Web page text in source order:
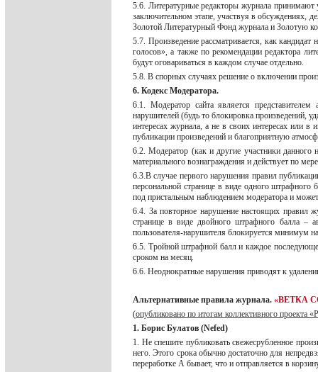
5.6. Литературные редакторы журнала принимают
заключительном этапе, участвуя в обсуждениях,
Золотой Литературный Фонд журнала и Золотую
5.7. Произведение рассматривается, как
голосов», а также по рекомендации редактора
будут оговариваться в каждом случае отдельно.
5.8. В спорных случаях решение о включении
6. Кодекс Модератора.
6.1. Модератор сайта является
нарушителей (будь то блокировка произведений,
интересах журнала, а не в своих интересах или
публикации произведений и благоприятную
6.2. Модератор (как и другие участники данного
материального вознаграждения и действует по
6.3.В случае первого нарушения правил
персональной странице в виде одного штрафного
под пристальным наблюдением модератора и
6.4. За повторное нарушение настоящих правил
странице в виде двойного штрафного балла –
пользователя-нарушителя блокируется минимум
6.5. Тройной штрафной балл и каждое
сроком на месяц.
6.6. Неоднократные нарушения приводят к
Альтернативные правила журнала. «ВЕТКА
(опубликовано по итогам коллективного проекта
1. Борис Булатов (Nefed)
1. Не спешите публиковать свежесрубленное
него. Этого срока обычно достаточно для
переработке А бывает, что и отправляется в